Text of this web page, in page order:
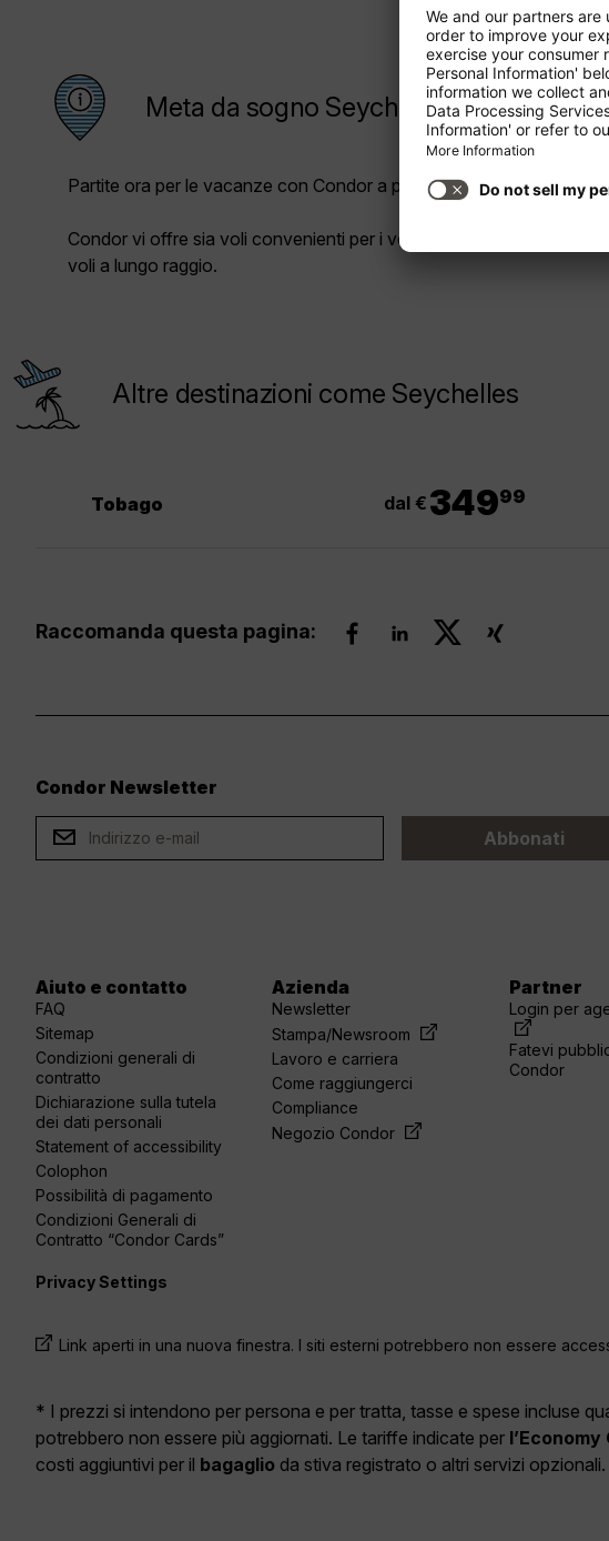
Meta da sogno Seychelles
Partite ora per le vacanze con Condor a prezzi vantaggiosi!
Condor vi offre sia voli convenienti per i voli a corto e medio raggio
voli a lungo raggio.
Altre destinazioni come Seychelles
Tobago dal € 34999
Raccomanda questa pagina:
Condor Newsletter
Abbonati
Aiuto e contatto
FAQ
Sitemap
Condizioni generali di
contratto
Dichiarazione sulla tutela
dei dati personali
Statement of accessibility
Colophon
Possibilità di pagamento
Condizioni Generali di
Contratto “Condor Cards”
Azienda
Newsletter
Stampa/Newsroom
Lavoro e carriera
Come raggiungerci
Compliance
Negozio Condor
Partner
Login per
Fatevi
Condor
Privacy Settings
Link aperti in una nuova finestra. I siti esterni potrebbero non essere
* I prezzi si intendono per persona e per tratta, tasse e spese incluse
potrebbero non essere più aggiornati. Le tariffe indicate per l’Economy
costi aggiuntivi per il bagaglio da stiva registrato o altri servizi